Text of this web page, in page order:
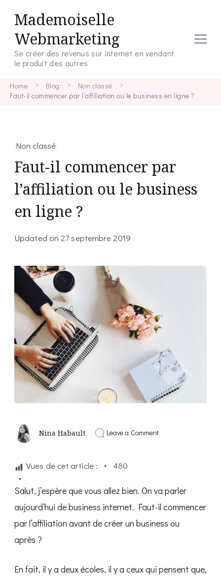
Mademoiselle
Webmarketing
Se créer des revenus sur internet en vendant
le produit des autres
Home Blog
Non classé
Faut-il commencer par l’affiliation ou le business en ligne ?
Non classé
Faut-il commencer par
l’affiliation ou le business
en ligne ?
Updated on27 septembre 2019
Nina Habault Leave a Commenton
le
business
en
ligne
Vues de cet article : 480
Salut, j’espère que vous allez bien. On va parler
aujourd’hui de business internet. Faut-il commencer
par l’affiliation avant de créer un business ou
après ?
En fait, il y a deux écoles, il y a ceux qui pensent que,